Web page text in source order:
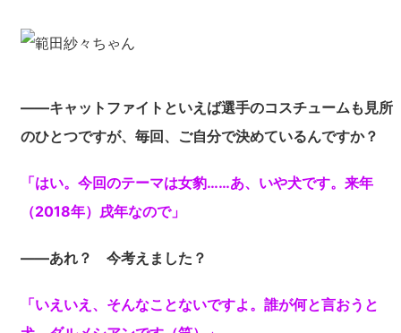
――キャットファイトといえば選手のコスチュームも見所
のひとつですが、毎回、ご自分で決めているんですか？
「はい。今回のテーマは女豹……あ、いや犬です。来年
（2018年）戌年なので」
――あれ？ 今考えました？
「いえいえ、そんなことないですよ。誰が何と言おうと